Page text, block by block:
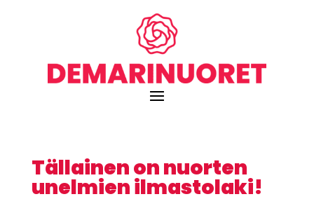
Tällainen on nuorten
unelmien ilmastolaki!